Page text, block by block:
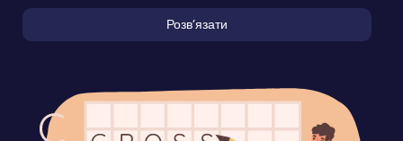
Розвʼязати